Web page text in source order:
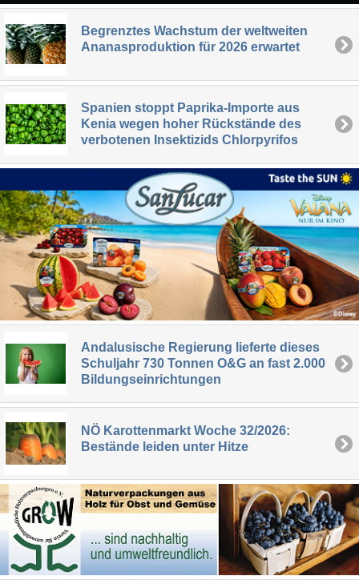
Begrenztes Wachstum der weltweiten
Ananasproduktion für 2026 erwartet
Spanien stoppt Paprika-Importe aus
Kenia wegen hoher Rückstände des
verbotenen Insektizids Chlorpyrifos
Andalusische Regierung lieferte dieses
Schuljahr 730 Tonnen O&G an fast 2.000
Bildungseinrichtungen
NÖ Karottenmarkt Woche 32/2026:
Bestände leiden unter Hitze